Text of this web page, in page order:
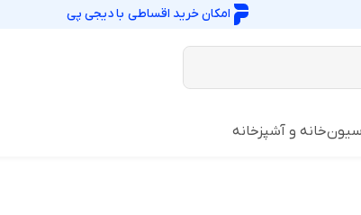
امکان خرید اقساطی بادیجی پی
خانه و آشپزخانه